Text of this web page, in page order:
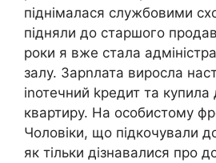
піднімалася службовими
підняли до старшого
роки я вже стала
залу. Зарnлата виросла
іnотечний kредит та купила
квартиру. На особистому
Чоловіки, що підкочували
як тільки дізнавалися про